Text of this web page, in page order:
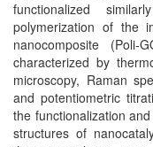
functionalized
polymerization of the
nanocomposite (Poli-
characterized by
microscopy, Raman
and potentiometric
the functionalization
structures of